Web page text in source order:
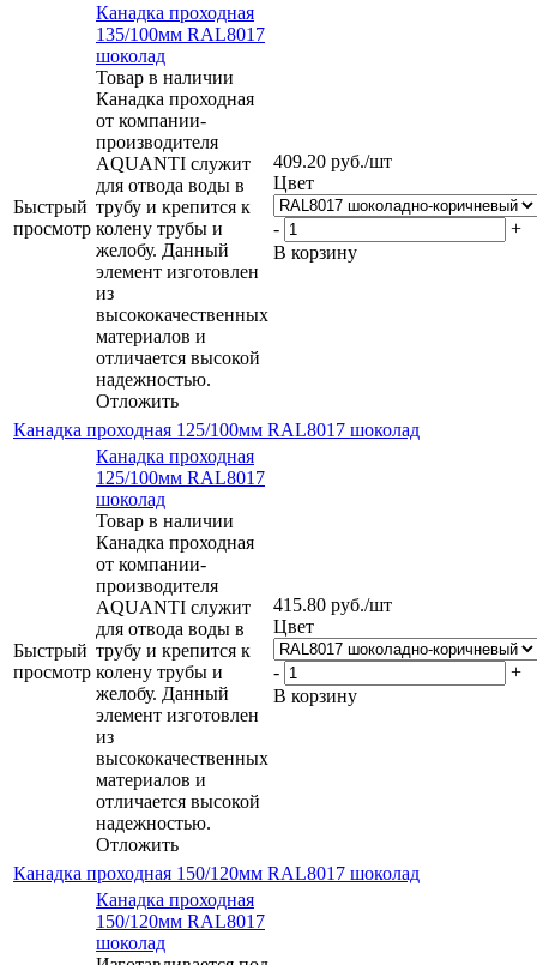
Быстрый
просмотр
Канадка проходная
135/100мм RAL8017
шоколад
Товар в наличии
Канадка проходная
от компании-
производителя
AQUANTI служит
для отвода воды в
трубу и крепится к
колену трубы и
желобу. Данный
элемент изготовлен
из
высококачественных
материалов и
отличается высокой
надежностью.
Отложить
409.20 руб./шт
Цвет
-
+
В корзину
Канадка проходная 125/100мм RAL8017 шоколад
Быстрый
просмотр
Канадка проходная
125/100мм RAL8017
шоколад
Товар в наличии
Канадка проходная
от компании-
производителя
AQUANTI служит
для отвода воды в
трубу и крепится к
колену трубы и
желобу. Данный
элемент изготовлен
из
высококачественных
материалов и
отличается высокой
надежностью.
Отложить
415.80 руб./шт
Цвет
-
+
В корзину
Канадка проходная 150/120мм RAL8017 шоколад
Канадка проходная
150/120мм RAL8017
шоколад